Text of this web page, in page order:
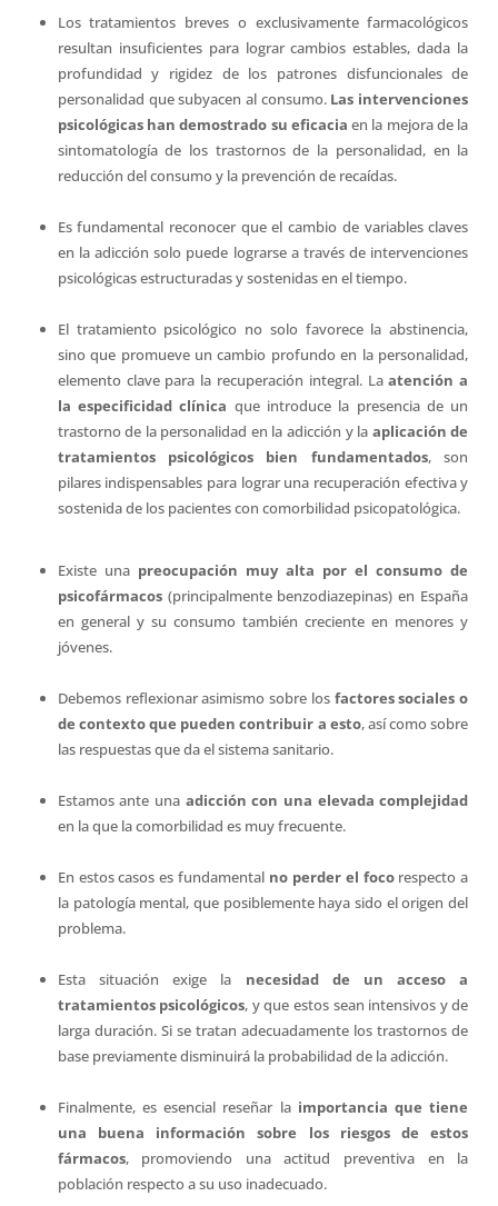
Los tratamientos breves o exclusivamente farmacológicos
resultan insuficientes para lograr cambios estables, dada la
profundidad y rigidez de los patrones disfuncionales de
personalidad que subyacen al consumo. Las intervenciones
psicológicas han demostrado su eficaciaen la mejora de la
sintomatología de los trastornos de la personalidad, en la
reducción del consumo y la prevención de recaídas.
Es fundamental reconocer que el cambio de variables claves
en la adicción solo puede lograrse a través de intervenciones
psicológicas estructuradas y sostenidas en el tiempo.
El tratamiento psicológico no solo favorece la abstinencia,
sino que promueve un cambio profundo en la personalidad,
elemento clave para la recuperación integral. Laatención a
la especificidad clínica que introduce la presencia de un
trastorno de la personalidad en la adicción y la aplicación de
tratamientos psicológicos bien fundamentados, son
pilares indispensables para lograr una recuperación efectiva y
sostenida de los pacientes con comorbilidad psicopatológica.
Existe una preocupación muy alta por el consumo de
psicofármacos(principalmente benzodiazepinas) en España
en general y su consumo también creciente en menores y
jóvenes.
Debemos reflexionar asimismo sobre los factores sociales o
de contexto que pueden contribuir a esto, así como sobre
las respuestas que da el sistema sanitario.
Estamos ante una adicción con una elevada complejidad
en la que la comorbilidad es muy frecuente.
En estos casos es fundamental no perder el focorespecto a
la patología mental, que posiblemente haya sido el origen del
problema.
Esta situación exige la necesidad de un acceso a
tratamientos psicológicos, y que estos sean intensivos y de
larga duración. Si se tratan adecuadamente los trastornos de
base previamente disminuirá la probabilidad de la adicción.
Finalmente, es esencial reseñar la importancia que tiene
una buena información sobre los riesgos de estos
fármacos, promoviendo una actitud preventiva en la
población respecto a su uso inadecuado.